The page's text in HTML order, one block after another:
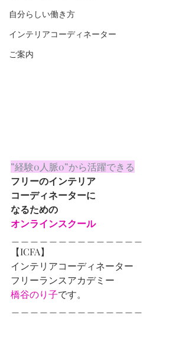
自分らしい働き方
インテリアコーディネーター
ご案内
”経験0人脈0”から活躍できる
フリーのインテリア
コーディネーターに
なるための
オンラインスクール
【ICFA】
インテリアコーディネーター
フリーランスアカデミー
橋谷のり子です。